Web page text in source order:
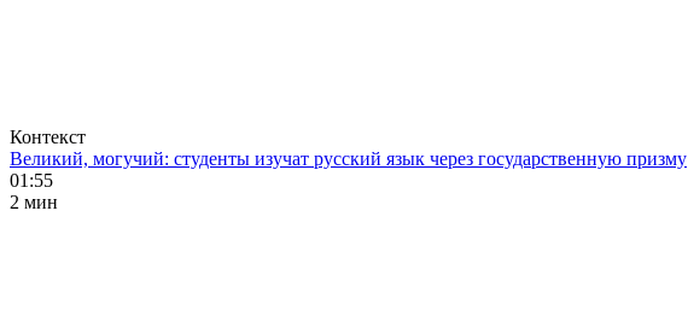
Контекст
Великий, могучий: студенты изучат русский язык через государственную призму
01:55
2 мин